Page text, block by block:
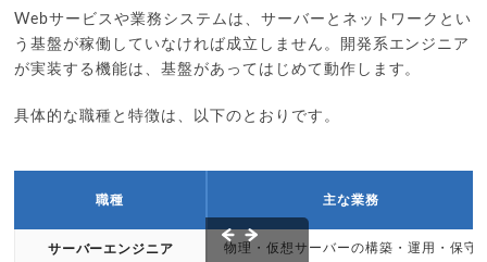
Webサービスや業務システムは、サーバーとネットワークとい
う基盤が稼働していなければ成立しません。開発系エンジニア
が実装する機能は、基盤があってはじめて動作します。
具体的な職種と特徴は、以下のとおりです。
職種 主な業務
サーバーエンジニア 物理・仮想サーバーの構築・運用・保守